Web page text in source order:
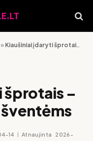
» Kiaušiniai įdaryti šprotais – skani užkandėlė šventėms
šprotais –
14 Atnaujinta 2026-